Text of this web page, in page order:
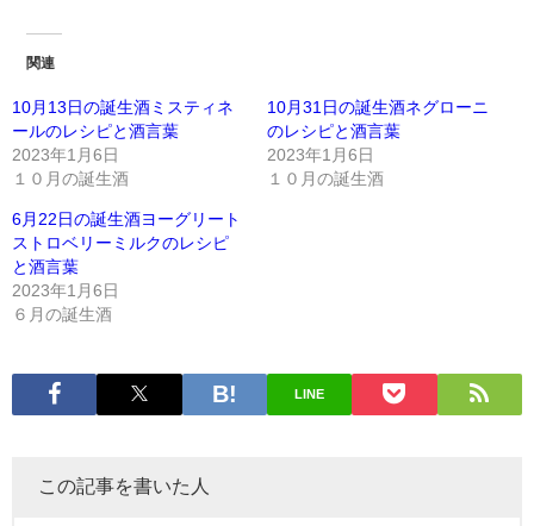
関連
10月13日の誕生酒ミスティネ
ールのレシピと酒言葉
2023年1月6日
１０月の誕生酒
10月31日の誕生酒ネグローニ
のレシピと酒言葉
2023年1月6日
１０月の誕生酒
6月22日の誕生酒ヨーグリート
ストロベリーミルクのレシピ
と酒言葉
2023年1月6日
６月の誕生酒
LINE
この記事を書いた人